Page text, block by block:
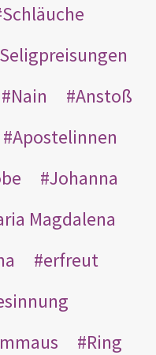
Schläuche
Seligpreisungen
Nain
Anstoß
Apostelinnen
Johanna
Magdalena
erfreut
Ring